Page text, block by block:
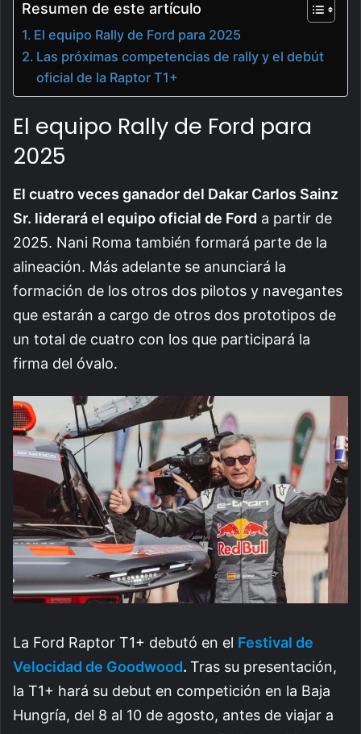
Resumen de este artículo
El equipo Rally de Ford para 2025
Las próximas competencias de rally y el debút
oficial de la Raptor T1+
El equipo Rally de Ford para
2025
El cuatro veces ganador del Dakar Carlos Sainz
Sr. liderará el equipo oficial de Ford a partir de
2025. Nani Roma también formará parte de la
alineación. Más adelante se anunciará la
formación de los otros dos pilotos y navegantes
que estarán a cargo de otros dos prototipos de
un total de cuatro con los que participará la
firma del óvalo.
La Ford Raptor T1+ debutó en el Festival de
Velocidad de Goodwood. Tras su presentación,
la T1+ hará su debut en competición en la Baja
Hungría, del 8 al 10 de agosto, antes de viajar a